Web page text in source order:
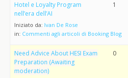
Hotel e Loyalty Program
nell’era dell’AI
Iniziato da: Ivan De Rose
in: Commenti agli articoli di Booking Blog
1
Need Advice About HESI Exam
Preparation (Awaiting
moderation)
0